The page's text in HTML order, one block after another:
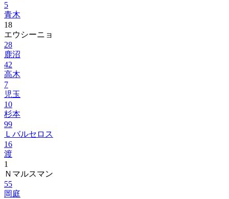
5
青木
18
エウシーニョ
28
鹿沼
42
高木
7
児玉
10
杉本
99
Ｌバルセロス
16
渡
1
Ｎマルスマン
55
岡庭